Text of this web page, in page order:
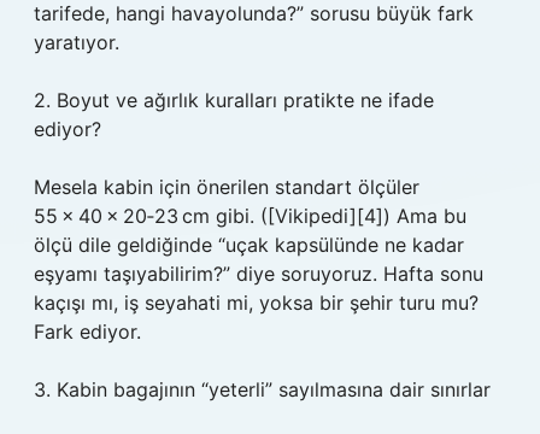
tarifede, hangi havayolunda?” sorusu büyük fark
yaratıyor.
2. Boyut ve ağırlık kuralları pratikte ne ifade
ediyor?
Mesela kabin için önerilen standart ölçüler
55 × 40 × 20‑23 cm gibi. ([Vikipedi][4]) Ama bu
ölçü dile geldiğinde “uçak kapsülünde ne kadar
eşyamı taşıyabilirim?” diye soruyoruz. Hafta sonu
kaçışı mı, iş seyahati mi, yoksa bir şehir turu mu?
Fark ediyor.
3. Kabin bagajının “yeterli” sayılmasına dair sınırlar